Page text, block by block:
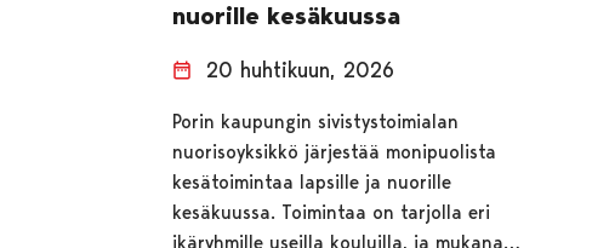
nuorille kesäkuussa
20 huhtikuun, 2026
Porin kaupungin sivistystoimialan
nuorisoyksikkö järjestää monipuolista
kesätoimintaa lapsille ja nuorille
kesäkuussa. Toimintaa on tarjolla eri
ikäryhmille useilla kouluilla, ja mukana…